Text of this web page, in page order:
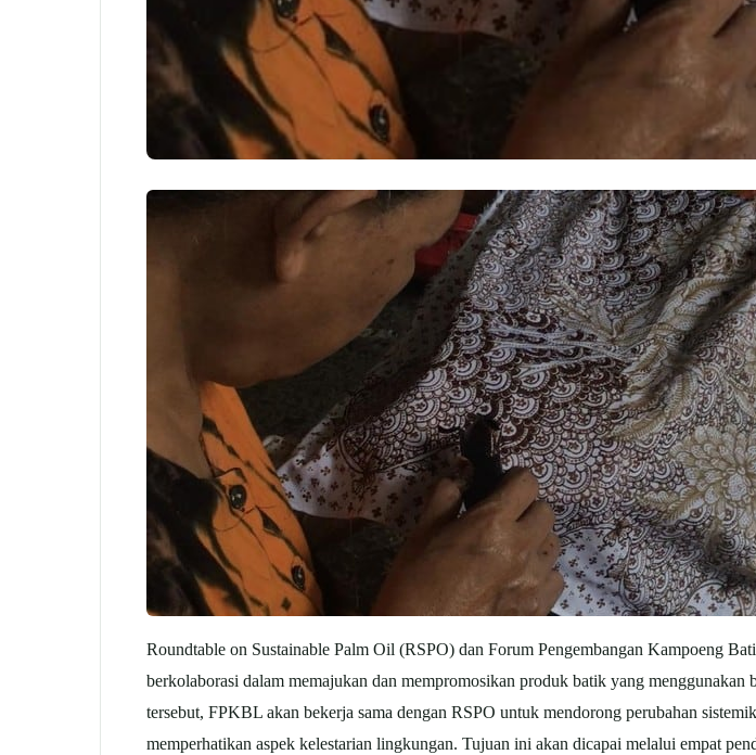
Roundtable on Sustainable Palm Oil (RSPO) dan Forum Pengembangan Kampoeng
berkolaborasi dalam memajukan dan mempromosikan produk batik yang
tersebut, FPKBL akan bekerja sama dengan RSPO untuk mendorong perubahan
memperhatikan aspek kelestarian lingkungan. Tujuan ini akan dicapai melalui empat